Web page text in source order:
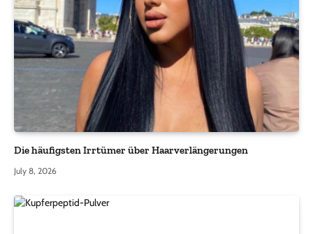
Die häufigsten Irrtümer über Haarverlängerungen
July 8, 2026